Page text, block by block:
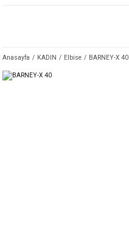
Anasayfa KADIN Elbise BARNEY-X 40